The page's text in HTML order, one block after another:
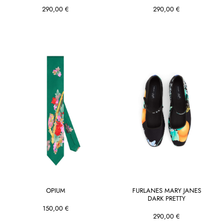
290,00 €
290,00 €
OPIUM
150,00 €
FURLANES MARY JANES
DARK PRETTY
290,00 €